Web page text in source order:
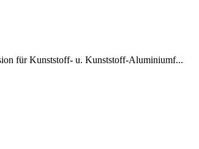
für Kunststoff- u. Kunststoff-Aluminiumf...